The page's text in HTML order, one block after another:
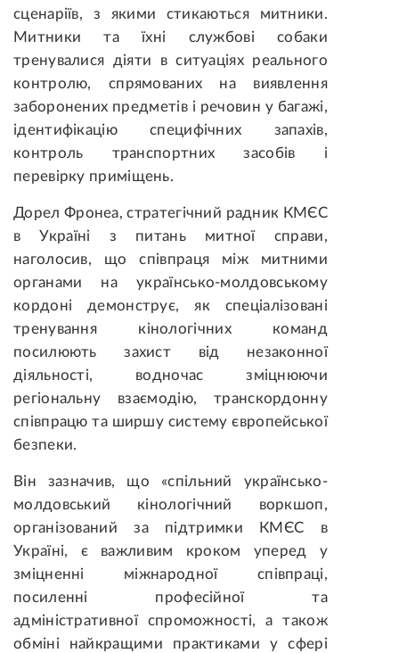
сценаріїв, з якими стикаються митники.
Митники та їхні службові собаки
тренувалися діяти в ситуаціях реального
контролю, спрямованих на виявлення
заборонених предметів і речовин у багажі,
ідентифікацію специфічних запахів,
контроль транспортних засобів і
перевірку приміщень.
Дорел Фронеа, стратегічний радник КМЄС
в Україні з питань митної справи,
наголосив, що співпраця між митними
органами на українсько-молдовському
кордоні демонструє, як спеціалізовані
тренування кінологічних команд
посилюють захист від незаконної
діяльності, водночас зміцнюючи
регіональну взаємодію, транскордонну
співпрацю та ширшу систему європейської
безпеки.
Він зазначив, що «спільний українсько-
молдовський кінологічний воркшоп,
організований за підтримки КМЄС в
Україні, є важливим кроком уперед у
зміцненні міжнародної співпраці,
посиленні професійної та
адміністративної спроможності, а також
обміні найкращими практиками у сфері